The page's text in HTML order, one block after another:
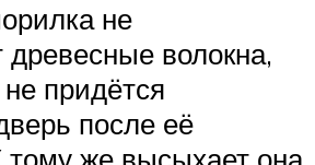
не
древесные волокна,
придётся
после её